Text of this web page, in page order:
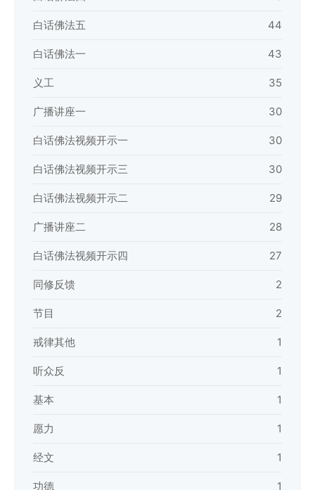
白话佛法五 44
白话佛法一 43
义工 35
广播讲座一 30
白话佛法视频开示一 30
白话佛法视频开示三 30
白话佛法视频开示二 29
广播讲座二 28
白话佛法视频开示四 27
同修反馈 2
节目 2
戒律其他 1
听众反 1
基本 1
愿力 1
经文 1
功德 1